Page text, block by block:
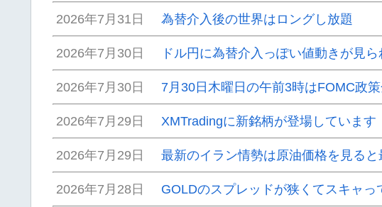
2026年7月31日 為替介入後の世界はロングし放題
2026年7月30日 ドル円に為替介入っぽい値動きが見ら
2026年7月30日 7月30日木曜日の午前3時はFOMC政
2026年7月29日 XMTradingに新銘柄が登場しています
2026年7月29日 最新のイラン情勢は原油価格を見ると
2026年7月28日 GOLDのスプレッドが狭くてスキャっ